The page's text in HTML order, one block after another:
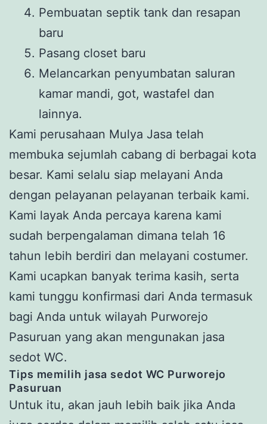
Pembuatan septik tank dan resapan
baru
Pasang closet baru
Melancarkan penyumbatan saluran
kamar mandi, got, wastafel dan
lainnya.
Kami perusahaan Mulya Jasa telah
membuka sejumlah cabang di berbagai kota
besar. Kami selalu siap melayani Anda
dengan pelayanan pelayanan terbaik kami.
Kami layak Anda percaya karena kami
sudah berpengalaman dimana telah 16
tahun lebih berdiri dan melayani costumer.
Kami ucapkan banyak terima kasih, serta
kami tunggu konfirmasi dari Anda termasuk
bagi Anda untuk wilayah Purworejo
Pasuruan yang akan mengunakan jasa
sedot WC.
Tips memilih jasa sedot WC Purworejo
Pasuruan
Untuk itu, akan jauh lebih baik jika Anda